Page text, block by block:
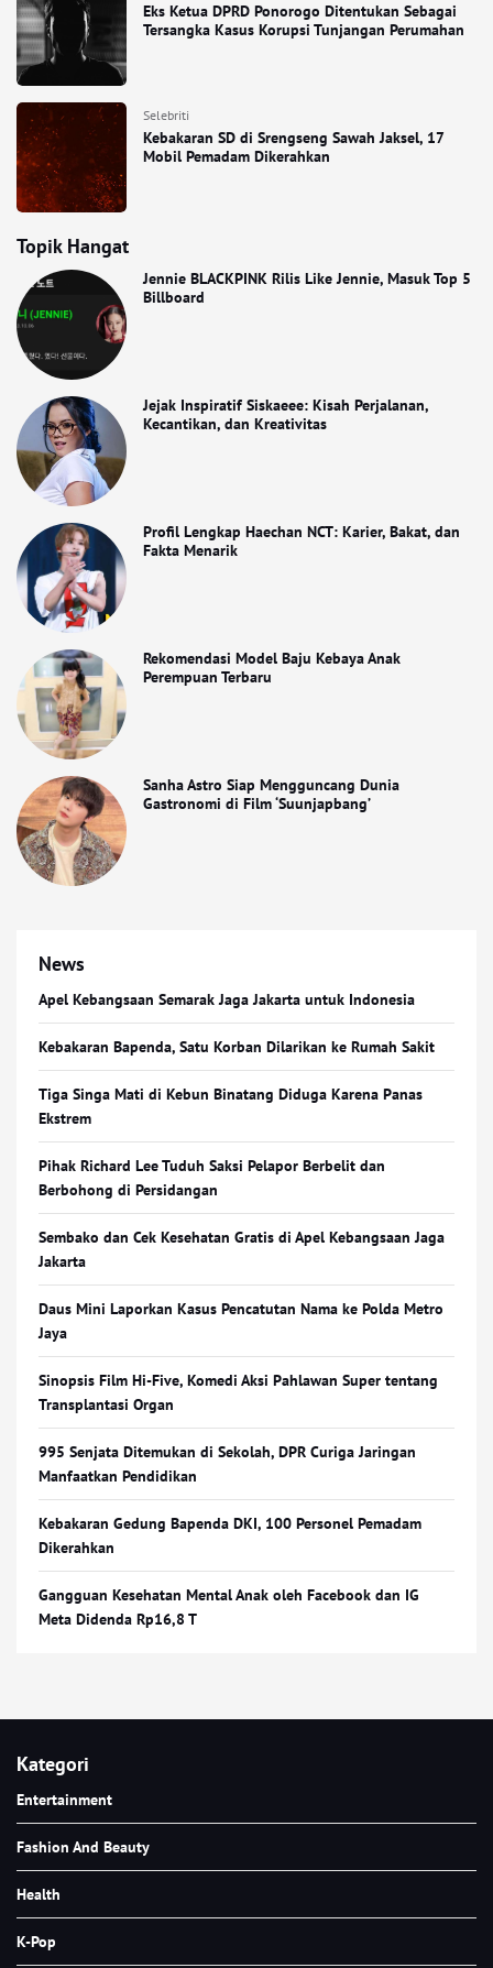
Eks Ketua DPRD Ponorogo Ditentukan Sebagai
Tersangka Kasus Korupsi Tunjangan Perumahan
Selebriti
Kebakaran SD di Srengseng Sawah Jaksel, 17
Mobil Pemadam Dikerahkan
Topik Hangat
Jennie BLACKPINK Rilis Like Jennie, Masuk Top 5
Billboard
Jejak Inspiratif Siskaeee: Kisah Perjalanan,
Kecantikan, dan Kreativitas
Profil Lengkap Haechan NCT: Karier, Bakat, dan
Fakta Menarik
Rekomendasi Model Baju Kebaya Anak
Perempuan Terbaru
Sanha Astro Siap Mengguncang Dunia
Gastronomi di Film ‘Suunjapbang’
News
Apel Kebangsaan Semarak Jaga Jakarta untuk Indonesia
Kebakaran Bapenda, Satu Korban Dilarikan ke Rumah Sakit
Tiga Singa Mati di Kebun Binatang Diduga Karena Panas
Ekstrem
Pihak Richard Lee Tuduh Saksi Pelapor Berbelit dan
Berbohong di Persidangan
Sembako dan Cek Kesehatan Gratis di Apel Kebangsaan Jaga
Jakarta
Daus Mini Laporkan Kasus Pencatutan Nama ke Polda Metro
Jaya
Sinopsis Film Hi-Five, Komedi Aksi Pahlawan Super tentang
Transplantasi Organ
995 Senjata Ditemukan di Sekolah, DPR Curiga Jaringan
Manfaatkan Pendidikan
Kebakaran Gedung Bapenda DKI, 100 Personel Pemadam
Dikerahkan
Gangguan Kesehatan Mental Anak oleh Facebook dan IG
Meta Didenda Rp16,8 T
Kategori
Entertainment
Fashion And Beauty
Health
K-Pop